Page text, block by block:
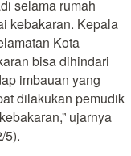
selama rumah
kebakaran. Kepala
Kota
bisa dihindari
imbauan yang
dilakukan pemudik
ujarnya
5).